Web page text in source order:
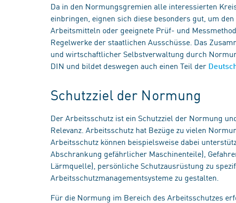
Da in den Normungsgremien alle interessierten
einbringen, eignen sich diese besonders gut, um
Arbeitsmitteln oder geeignete Prüf- und
Regelwerke der staatlichen Ausschüsse. Das
und wirtschaftlicher Selbstverwaltung durch
DIN und bildet deswegen auch einen Teil der
Schutzziel der Normung
Der Arbeitsschutz ist ein Schutzziel der Normung
Relevanz. Arbeitsschutz hat Bezüge zu vielen
Arbeitsschutz können beispielsweise dabei
Abschrankung gefährlicher Maschinenteile),
Lärmquelle), persönliche Schutzausrüstung zu
Arbeitsschutzmanagementsysteme zu gestalten.
Für die Normung im Bereich des Arbeitsschutzes